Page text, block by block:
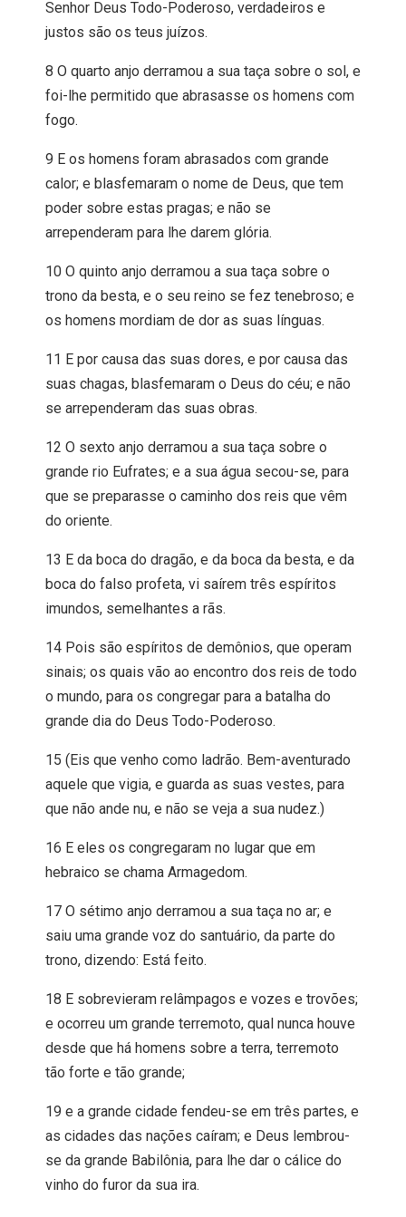
Senhor Deus Todo-Poderoso, verdadeiros e
justos são os teus juízos.
8 O quarto anjo derramou a sua taça sobre o sol, e
foi-lhe permitido que abrasasse os homens com
fogo.
9 E os homens foram abrasados com grande
calor; e blasfemaram o nome de Deus, que tem
poder sobre estas pragas; e não se
arrependeram para lhe darem glória.
10 O quinto anjo derramou a sua taça sobre o
trono da besta, e o seu reino se fez tenebroso; e
os homens mordiam de dor as suas línguas.
11 E por causa das suas dores, e por causa das
suas chagas, blasfemaram o Deus do céu; e não
se arrependeram das suas obras.
12 O sexto anjo derramou a sua taça sobre o
grande rio Eufrates; e a sua água secou-se, para
que se preparasse o caminho dos reis que vêm
do oriente.
13 E da boca do dragão, e da boca da besta, e da
boca do falso profeta, vi saírem três espíritos
imundos, semelhantes a rãs.
14 Pois são espíritos de demônios, que operam
sinais; os quais vão ao encontro dos reis de todo
o mundo, para os congregar para a batalha do
grande dia do Deus Todo-Poderoso.
15 (Eis que venho como ladrão. Bem-aventurado
aquele que vigia, e guarda as suas vestes, para
que não ande nu, e não se veja a sua nudez.)
16 E eles os congregaram no lugar que em
hebraico se chama Armagedom.
17 O sétimo anjo derramou a sua taça no ar; e
saiu uma grande voz do santuário, da parte do
trono, dizendo: Está feito.
18 E sobrevieram relâmpagos e vozes e trovões;
e ocorreu um grande terremoto, qual nunca houve
desde que há homens sobre a terra, terremoto
tão forte e tão grande;
19 e a grande cidade fendeu-se em três partes, e
as cidades das nações caíram; e Deus lembrou-
se da grande Babilônia, para lhe dar o cálice do
vinho do furor da sua ira.